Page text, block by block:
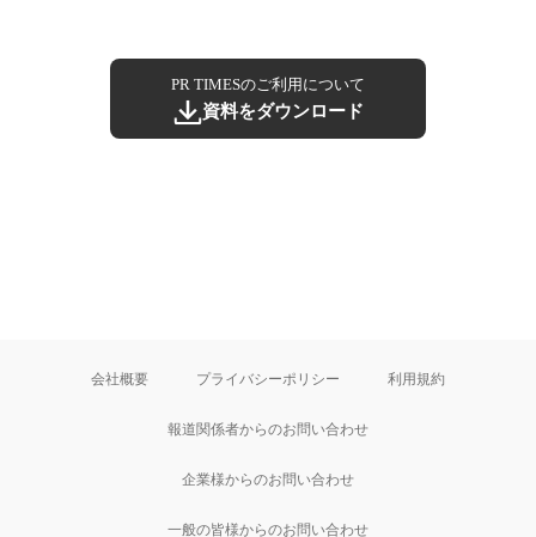
PR TIMESのご利用について
資料をダウンロード
会社概要 プライバシーポリシー 利用規約
報道関係者からのお問い合わせ
企業様からのお問い合わせ
一般の皆様からのお問い合わせ